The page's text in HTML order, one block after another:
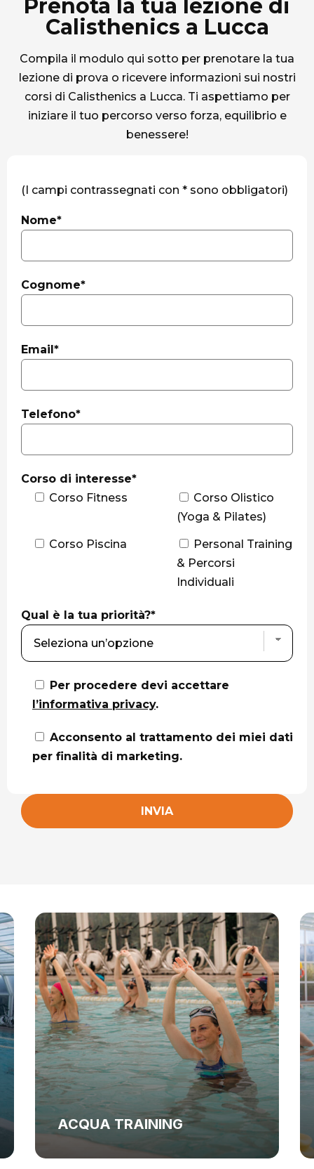
Prenota la tua lezione di
Calisthenics a Lucca
Compila il modulo qui sotto per prenotare la tua
lezione di prova o ricevere informazioni sui nostri
corsi di Calisthenics a Lucca. Ti aspettiamo per
iniziare il tuo percorso verso forza, equilibrio e
benessere!
(I campi contrassegnati con * sono obbligatori)
Nome*
Cognome*
Email*
Telefono*
Corso di interesse*
Corso Fitness
Corso Olistico
(Yoga & Pilates)
Corso Piscina
Personal Training
& Percorsi
Individuali
Qual è la tua priorità?*
Per procedere devi accettare
l’informativa privacy.
Acconsento al trattamento dei miei dati
per finalità di marketing.
ACQUA TRAINING